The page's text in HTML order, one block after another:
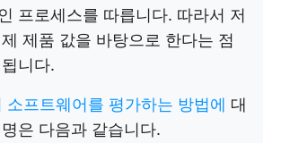
프로세스를 따릅니다. 따라서 저
제품 값을 바탕으로 한다는 점
니다.
소프트웨어를 평가하는 방법에 대
은 다음과 같습니다.